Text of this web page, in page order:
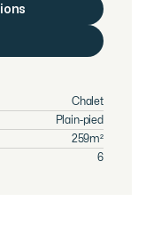
Chalet
Plain-pied
259m²
6